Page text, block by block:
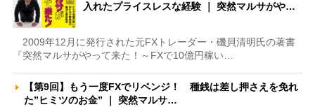
入れたプライスレスな経験 ｜ 突然マルサがや…
2009年12月に発行された元FXトレーダー・磯貝清明氏の著書
『突然マルサがやって来た！～FXで10億円稼い…
【第9回】もう一度FXでリベンジ！ 種銭は差し押さえを免れ
た”ヒミツのお金” ｜ 突然マルサ…